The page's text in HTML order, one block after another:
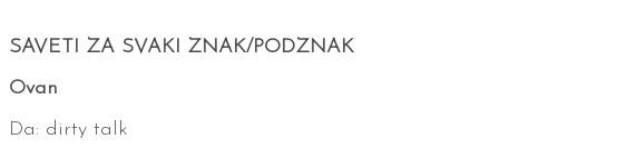
SAVETI ZA SVAKI ZNAK/PODZNAK
Ovan
Da: dirty talk